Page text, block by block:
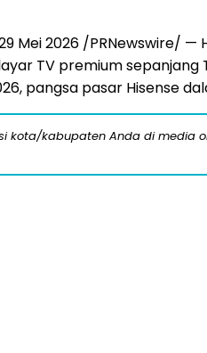
29 Mei 2026 /
TV premium sepanjang
pangsa pasar Hisense
kota/kabupaten Anda di media